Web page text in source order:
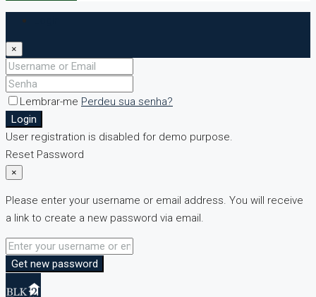
×
Lembrar-me Perdeu sua senha?
Login
User registration is disabled for demo purpose.
Reset Password
×
Please enter your username or email address. You will receive
a link to create a new password via email.
Get new password